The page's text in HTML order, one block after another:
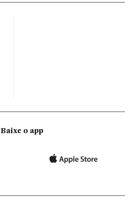
Baixe o app